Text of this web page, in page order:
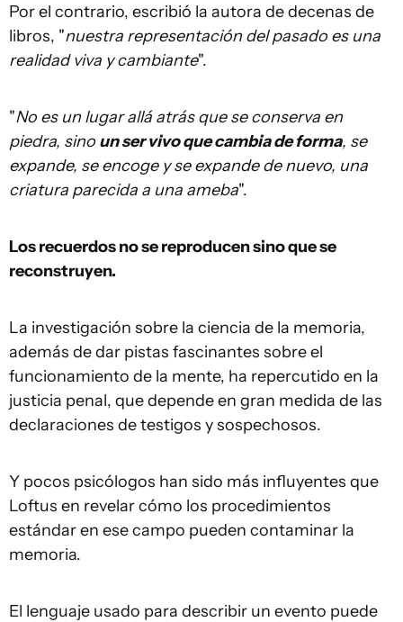
Por el contrario, escribió la autora de decenas de
libros, "nuestra representación del pasado es una
realidad viva y cambiante".
"No es un lugar allá atrás que se conserva en
piedra, sino un ser vivo que cambia de forma, se
expande, se encoge y se expande de nuevo, una
criatura parecida a una ameba".
Los recuerdos no se reproducen sino que se
reconstruyen.
La investigación sobre la ciencia de la memoria,
además de dar pistas fascinantes sobre el
funcionamiento de la mente, ha repercutido en la
justicia penal, que depende en gran medida de las
declaraciones de testigos y sospechosos.
Y pocos psicólogos han sido más influyentes que
Loftus en revelar cómo los procedimientos
estándar en ese campo pueden contaminar la
memoria.
El lenguaje usado para describir un evento puede